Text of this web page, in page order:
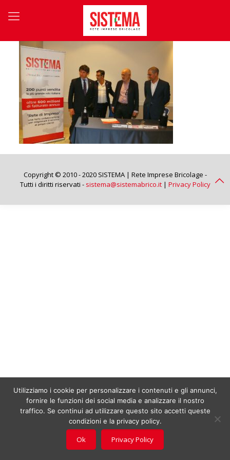
Copyright © 2010 - 2020 SISTEMA | Rete Imprese Bricolage -
Tutti i diritti riservati - sistema@sistemabrico.it| Privacy Policy
Utilizziamo i cookie per personalizzare i contenuti e gli annunci,
fornire le funzioni dei social media e analizzare il nostro
traffico. Se continui ad utilizzare questo sito accetti queste
condizioni e la privacy policy.
Ok Privacy Policy